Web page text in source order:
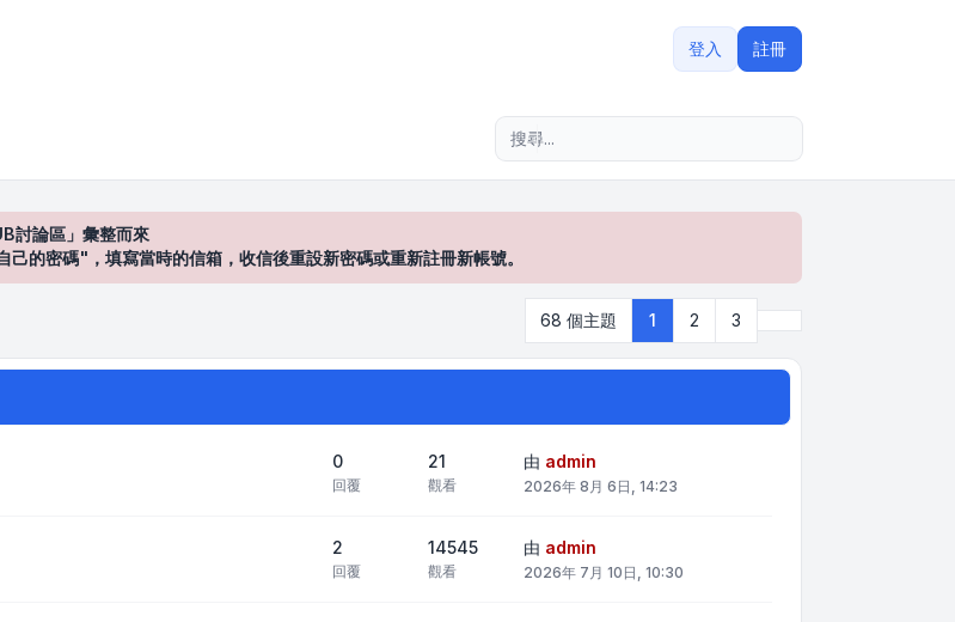
登入 註冊
討論區」彙整而來
密碼"，填寫當時的信箱，收信後重設新密碼或重新註冊新帳號。
68 個主題 1 2 3
0
回覆
21
觀看
由 admin
2026年 8月 6日, 14:23
2
回覆
14545
觀看
由 admin
2026年 7月 10日, 10:30